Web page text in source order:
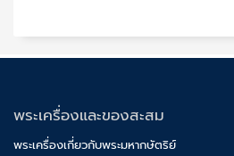
พระเครื่องและของสะสม
พระเครื่องเกี่ยวกับพระมหากษัตริย์